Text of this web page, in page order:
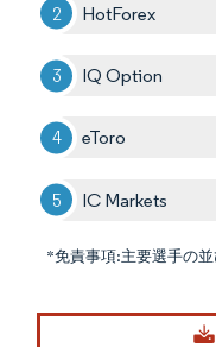
HotForex
IQ Option
eToro
IC Markets
*免責事項:主要選手の